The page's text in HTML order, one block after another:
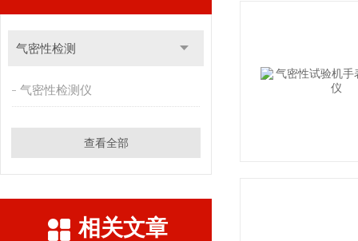
气密性检测
气密性检测仪
查看全部
相关文章